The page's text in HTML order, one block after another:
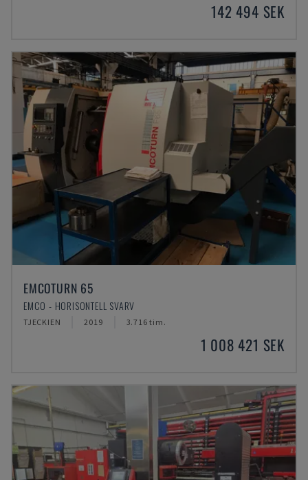
142 494 SEK
EMCOTURN 65
EMCO - HORISONTELL SVARV
TJECKIEN 2019 3.716 tim.
1 008 421 SEK